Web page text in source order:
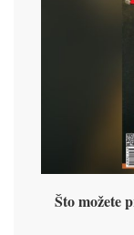
Što možete